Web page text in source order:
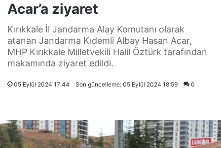
Acar’a ziyaret
Kırıkkale İl Jandarma Alay Komutanı olarak
atanan Jandarma Kıdemli Albay Hasan Acar,
MHP Kırıkkale Milletvekili Halil Öztürk tarafından
makamında ziyaret edildi.
05 Eylül 2024 17:44 Son güncelleme: 05 Eylül 2024 18:59 0